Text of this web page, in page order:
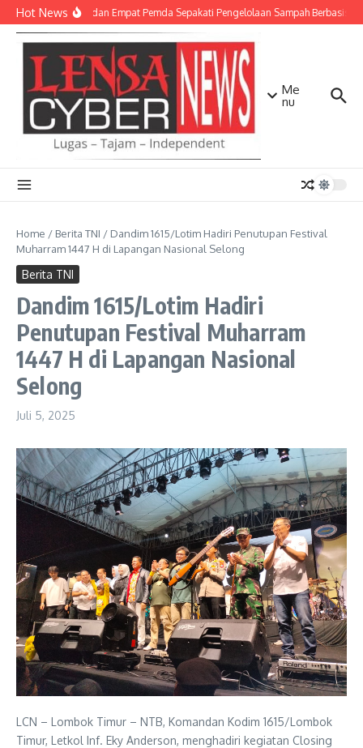
Lewati ke konten
Hot NewsTNI AD dan Empat Pemda Sepakati Pengelolaan Sampah Berbasis
Me
nu
Home / Berita TNI / Dandim 1615/Lotim Hadiri Penutupan Festival
Muharram 1447 H di Lapangan Nasional Selong
Berita TNI
Dandim 1615/Lotim Hadiri
Penutupan Festival Muharram
1447 H di Lapangan Nasional
Selong
Juli 5, 2025
LCN – Lombok Timur – NTB, Komandan Kodim 1615/Lombok
Timur, Letkol Inf. Eky Anderson, menghadiri kegiatan Closing